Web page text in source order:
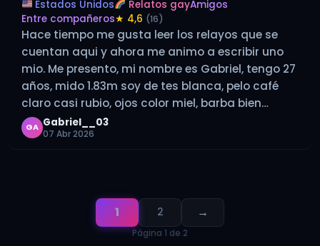
Estados Unidos Relatos gayAmigos
Entre compañeros★ 4,6 (16)
Hace tiempo me gusta leer los relayos que se
cuentan aqui y ahora me animo a escribir uno
mio. Me presento, mi nombre es Gabriel, tengo 27
años, mido 1.83m soy de tes blanca, pelo café
claro casi rubio, ojos color miel, barba bien
definida, y un buen cuerpo; si…
GA Gabriel__03
07 Abr 2026
1 2 →
Página 1 de 2